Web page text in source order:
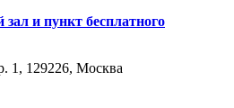
и пункт бесплатного
1, 129226, Москва